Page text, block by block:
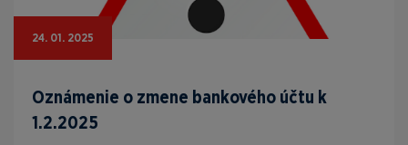
24. 01. 2025
Oznámenie o zmene bankového účtu k
1.2.2025